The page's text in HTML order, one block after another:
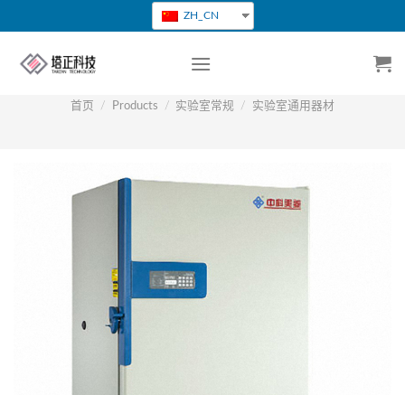
转
ZH_CN
首页 / Products / 实验室常规 / 实验室通用器材